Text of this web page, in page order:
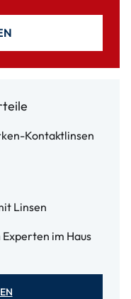
Kontaktlinsen
Linsen
im Haus